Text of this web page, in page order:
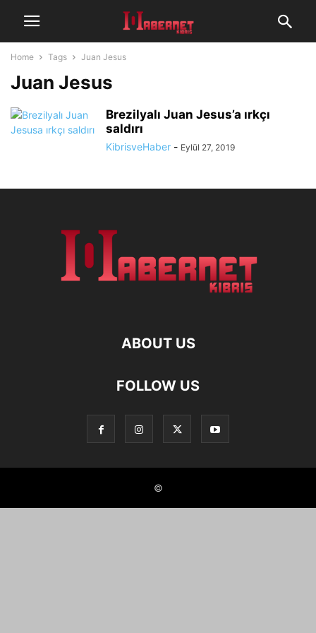
Home Tags Juan Jesus
Juan Jesus
Brezilyalı Juan Jesus’a ırkçı
saldırı
KibrisveHaber - Eylül 27, 2019
ABOUT US
FOLLOW US
©